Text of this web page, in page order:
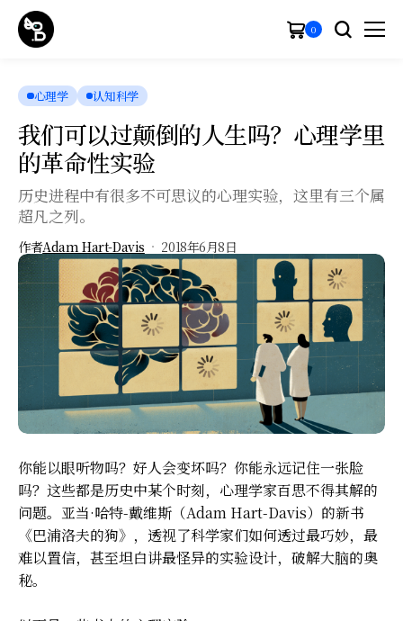
0
心理学 认知科学
我们可以过颠倒的人生吗？心理学里
的革命性实验
历史进程中有很多不可思议的心理实验，这里有三个属
超凡之列。
作者Adam Hart-Davis 2018年6月8日
你能以眼听物吗？好人会变坏吗？你能永远记住一张脸
吗？这些都是历史中某个时刻，心理学家百思不得其解的
问题。亚当·哈特-戴维斯（Adam Hart-Davis）的新书
《巴浦洛夫的狗》，透视了科学家们如何透过最巧妙，最
难以置信，甚至坦白讲最怪异的实验设计，破解大脑的奥
秘。